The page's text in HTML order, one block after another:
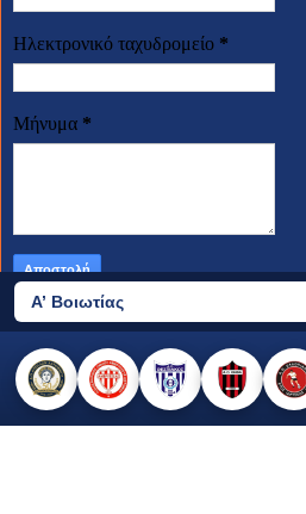
Ηλεκτρονικό ταχυδρομείο *
Μήνυμα *
2026 © all rights reserved
made by templateszoo, edited